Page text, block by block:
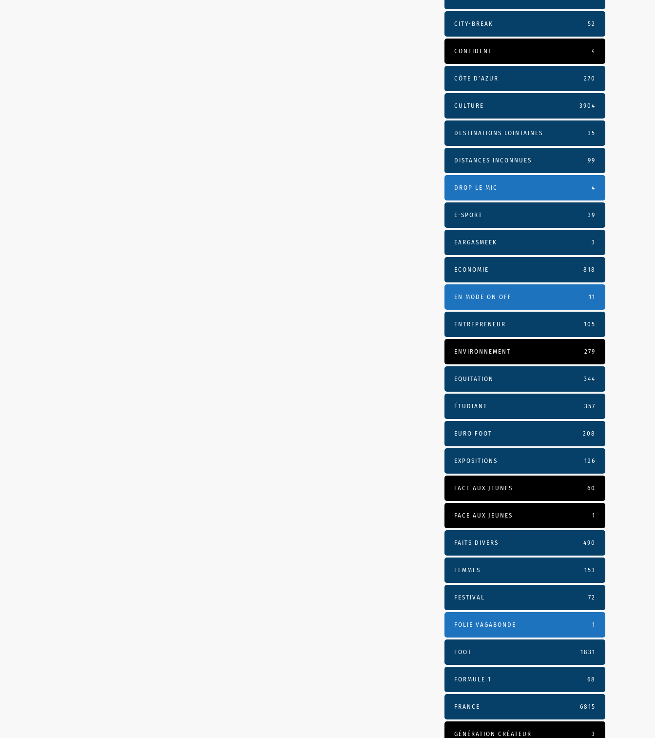
CITY-BREAK 52
CONFIDENT 4
CÔTE D’AZUR 270
CULTURE 3904
DESTINATIONS LOINTAINES 35
DISTANCES INCONNUES 99
DROP LE MIC 4
E-SPORT 39
EARGASMEEK 3
ECONOMIE 818
EN MODE ON OFF 11
ENTREPRENEUR 105
ENVIRONNEMENT 279
EQUITATION 344
ÉTUDIANT 357
EURO FOOT 208
EXPOSITIONS 126
FACE AUX JEUNES 60
FACE AUX JEUNES 1
FAITS DIVERS 490
FEMMES 153
FESTIVAL 72
FOLIE VAGABONDE 1
FOOT 1831
FORMULE 1 68
FRANCE 6815
GÉNÉRATION CRÉATEUR 3